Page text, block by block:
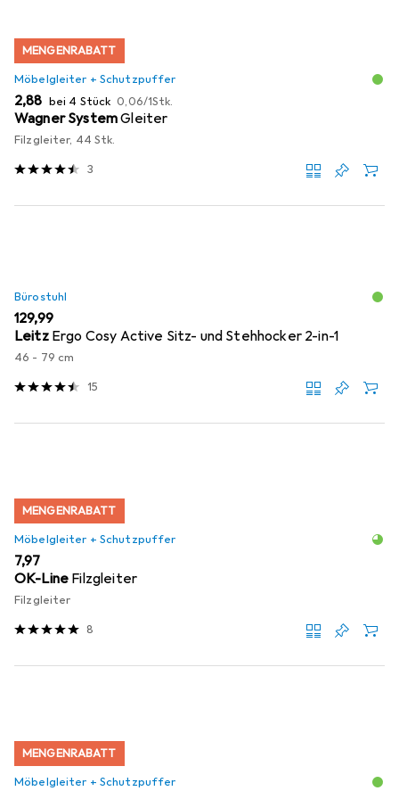
MENGENRABATT
Möbelgleiter + Schutzpuffer
EUR
2,88 bei 4 Stück EUR
0,06/1Stk.
Wagner SystemGleiter
Filzgleiter, 44 Stk.
3
Bürostuhl
EUR
129,99
Leitz Ergo Cosy Active Sitz- und Stehhocker 2-in-1
46 - 79 cm
15
MENGENRABATT
Möbelgleiter + Schutzpuffer
EUR
7,97
OK-Line Filzgleiter
Filzgleiter
8
MENGENRABATT
Möbelgleiter + Schutzpuffer